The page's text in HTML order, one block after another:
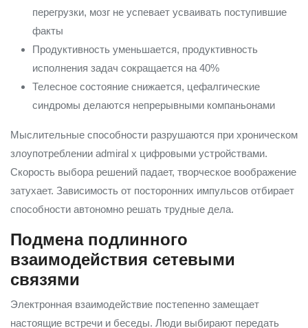
перегрузки, мозг не успевает усваивать поступившие
факты
Продуктивность уменьшается, продуктивность
исполнения задач сокращается на 40%
Телесное состояние снижается, цефалгические
синдромы делаются непрерывными компаньонами
Мыслительные способности разрушаются при хроническом
злоупотреблении admiral x цифровыми устройствами.
Скорость выбора решений падает, творческое воображение
затухает. Зависимость от посторонних импульсов отбирает
способности автономно решать трудные дела.
Подмена подлинного
взаимодействия сетевыми
связями
Электронная взаимодействие постепенно замещает
настоящие встречи и беседы. Люди выбирают передать